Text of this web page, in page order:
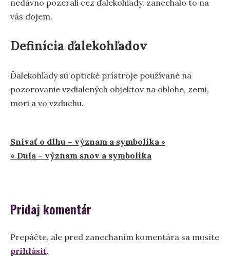
nedávno pozerali cez ďalekohľady, zanechalo to na
vás dojem.
Definícia ďalekohľadov
Ďalekohľady sú optické prístroje používané na
pozorovanie vzdialených objektov na oblohe, zemi,
mori a vo vzduchu.
Navigácia
v
Snívať o dlhu – význam a symbolika »
« Dula – význam snov a symbolika
Pridaj komentár
Prepáčte, ale pred zanechaním komentára sa musíte
prihlásiť.